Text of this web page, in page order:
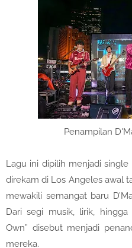
Penampilan
Lagu ini dipilih menjadi
direkam di Los Angeles awal
mewakili semangat baru
Dari segi musik, lirik,
Own” disebut menjadi
mereka.